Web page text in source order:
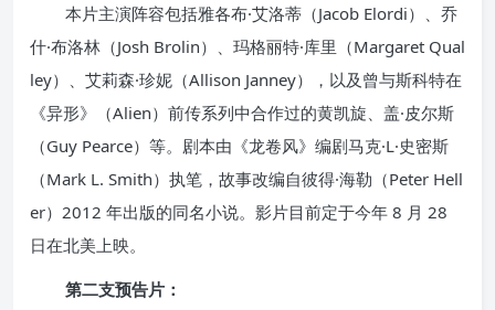
本片主演阵容包括雅各布·艾洛蒂（Jacob Elordi）、乔
什·布洛林（Josh Brolin）、玛格丽特·库里（Margaret Qual
ley）、艾莉森·珍妮（Allison Janney），以及曾与斯科特在
《异形》（Alien）前传系列中合作过的黄凯旋、盖·皮尔斯
（Guy Pearce）等。剧本由《龙卷风》编剧马克·L·史密斯
（Mark L. Smith）执笔，故事改编自彼得·海勒（Peter Hell
er）2012 年出版的同名小说。影片目前定于今年 8 月 28
日在北美上映。
第二支预告片：